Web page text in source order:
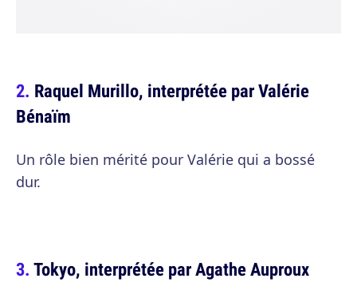
Raquel Murillo, interprétée par Valérie
Bénaïm
Un rôle bien mérité pour Valérie qui a bossé
dur.
Tokyo, interprétée par Agathe Auproux